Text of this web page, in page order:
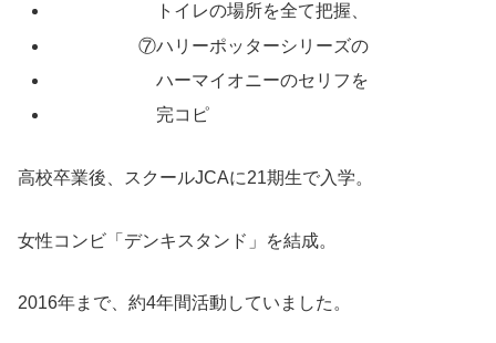
トイレの場所を全て把握、
⑦ハリーポッターシリーズの
ハーマイオニーのセリフを
完コピ
高校卒業後、スクールJCAに21期生で入学。
女性コンビ「デンキスタンド」を結成。
2016年まで、約4年間活動していました。